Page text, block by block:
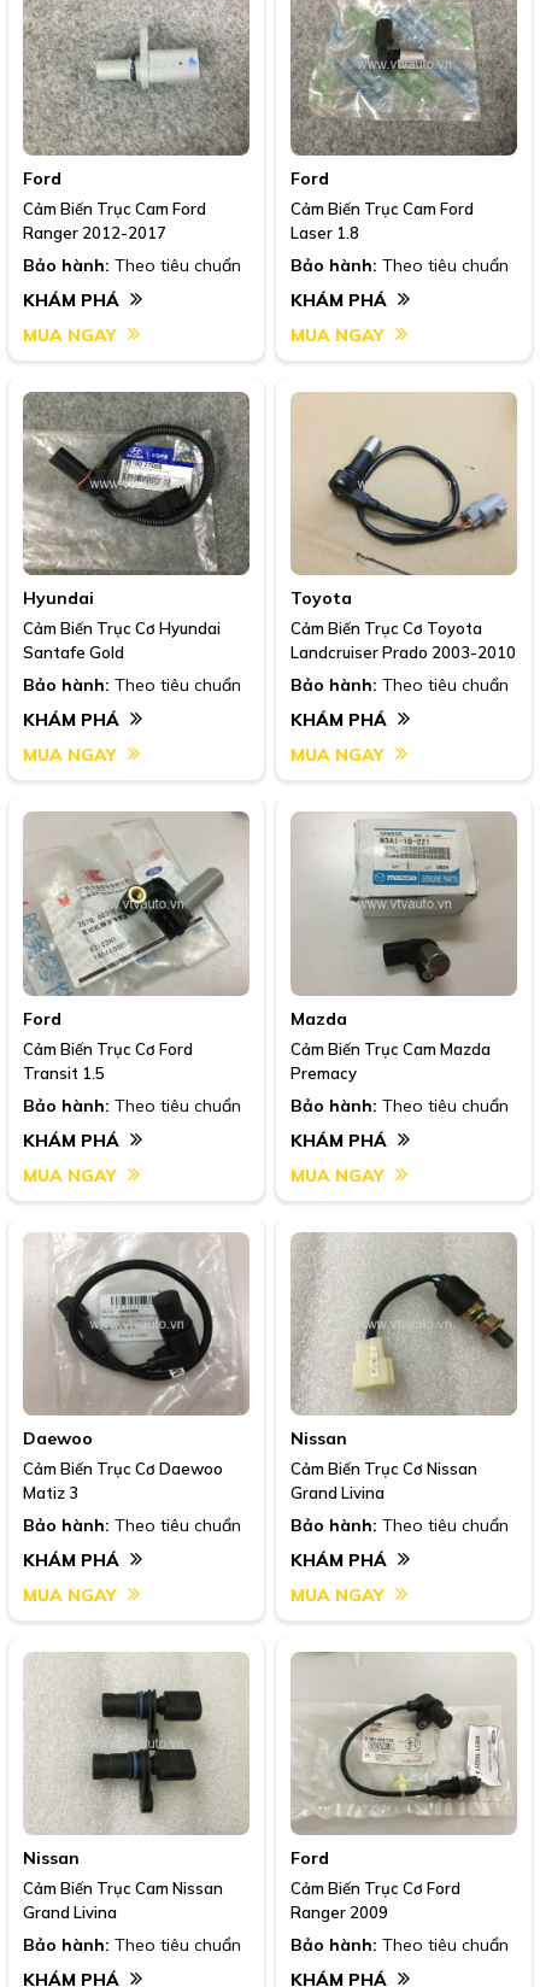
Ford
Cảm Biến Trục Cam Ford
Ranger 2012-2017
Bảo hành: Theo tiêu chuẩn
KHÁM PHÁ
MUA NGAY
Ford
Cảm Biến Trục Cam Ford
Laser 1.8
Bảo hành: Theo tiêu chuẩn
KHÁM PHÁ
MUA NGAY
Hyundai
Cảm Biến Trục Cơ Hyundai
Santafe Gold
Bảo hành: Theo tiêu chuẩn
KHÁM PHÁ
MUA NGAY
Toyota
Cảm Biến Trục Cơ Toyota
Landcruiser Prado 2003-2010
Bảo hành: Theo tiêu chuẩn
KHÁM PHÁ
MUA NGAY
Ford
Cảm Biến Trục Cơ Ford
Transit 1.5
Bảo hành: Theo tiêu chuẩn
KHÁM PHÁ
MUA NGAY
Mazda
Cảm Biến Trục Cam Mazda
Premacy
Bảo hành: Theo tiêu chuẩn
KHÁM PHÁ
MUA NGAY
Daewoo
Cảm Biến Trục Cơ Daewoo
Matiz 3
Bảo hành: Theo tiêu chuẩn
KHÁM PHÁ
MUA NGAY
Nissan
Cảm Biến Trục Cơ Nissan
Grand Livina
Bảo hành: Theo tiêu chuẩn
KHÁM PHÁ
MUA NGAY
Nissan
Cảm Biến Trục Cam Nissan
Grand Livina
Bảo hành: Theo tiêu chuẩn
KHÁM PHÁ
Ford
Cảm Biến Trục Cơ Ford
Ranger 2009
Bảo hành: Theo tiêu chuẩn
KHÁM PHÁ